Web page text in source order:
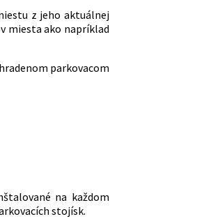
z jeho aktuálnej
miesta ako napríklad
parkovacom
na každom
stojísk.